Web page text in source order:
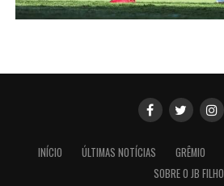
INÍCIO ÚLTIMAS NOTÍCIAS GRÊMIO
SOBRE O JB FILHO